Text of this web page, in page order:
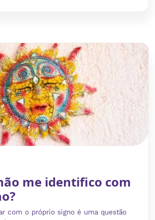
me identifico com
com o próprio signo é uma questão